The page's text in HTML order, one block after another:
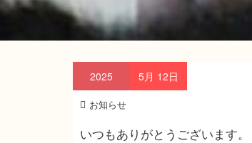
2025 5月 12日
お知らせ
いつもありがとうございます。